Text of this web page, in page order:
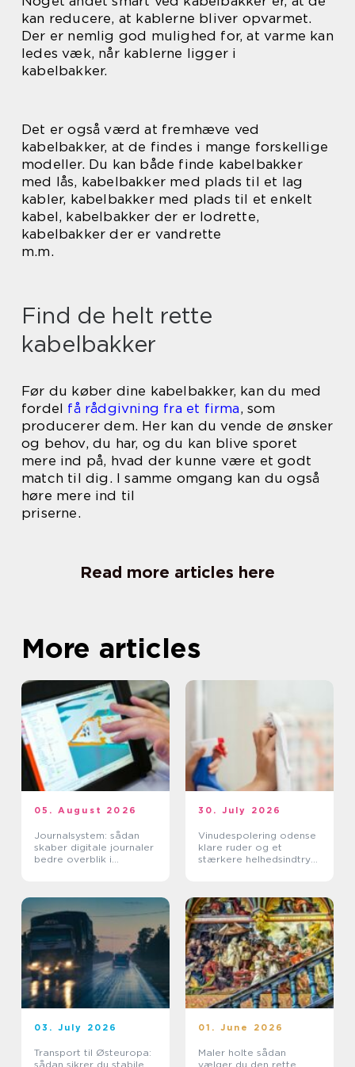
kan reducere, at kablerne bliver opvarmet.
Der er nemlig god mulighed for, at varme kan
ledes væk, når kablerne ligger i
kabelbakker.
Det er også værd at fremhæve ved
kabelbakker, at de findes i mange forskellige
modeller. Du kan både finde kabelbakker
med lås, kabelbakker med plads til et lag
kabler, kabelbakker med plads til et enkelt
kabel, kabelbakker der er lodrette,
kabelbakker der er vandrette
m.m.
Find de helt rette
kabelbakker
Før du køber dine kabelbakker, kan du med
fordel få rådgivning fra et firma, som
producerer dem. Her kan du vende de ønsker
og behov, du har, og du kan blive sporet
mere ind på, hvad der kunne være et godt
match til dig. I samme omgang kan du også
høre mere ind til
priserne.
Read more articles here
More articles
05. August 2026
Journalsystem: sådan
skaber digitale journaler
bedre overblik i
30. July 2026
Vinudespolering odense
klare ruder og et
stærkere helhedsindtryk
03. July 2026
Transport til Østeuropa:
sådan sikrer du stabile
01. June 2026
Maler holte sådan
vælger du den rette